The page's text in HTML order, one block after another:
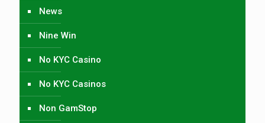
News
Nine Win
No KYC Casino
No KYC Casinos
Non GamStop